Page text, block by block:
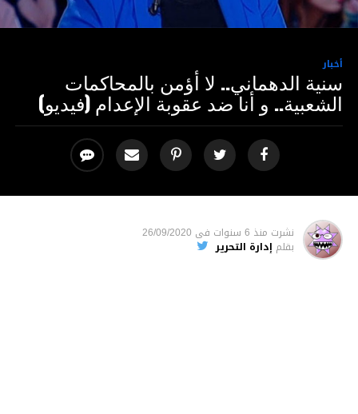
أخبار
سنية الدهماني.. لا أؤمن بالمحاكمات
الشعبية.. و أنا ضد عقوبة الإعدام (فيديو)
نشرت منذ 6 سنوات فى 26/09/2020
بقلم إدارة التحرير